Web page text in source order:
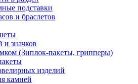
подставки
и браслетов
и значков
(Зиплок-пакеты, грипперы)
изделий
камней